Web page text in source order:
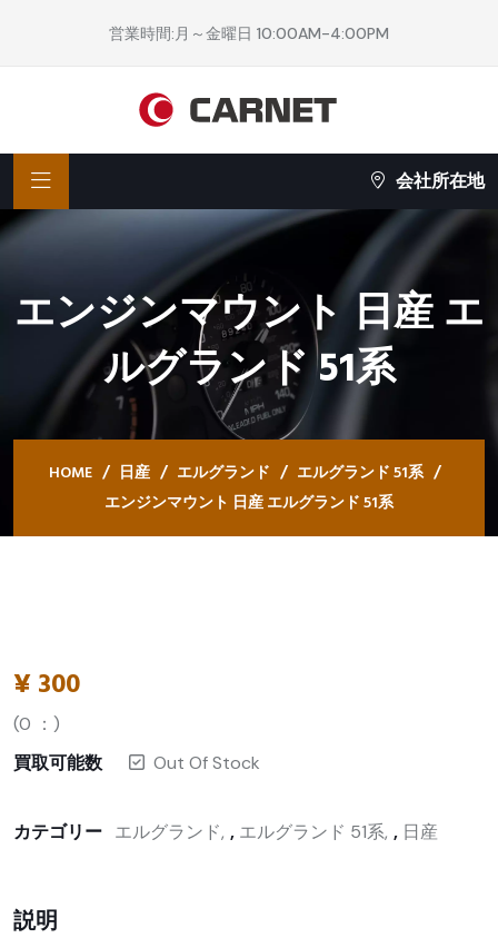
営業時間:月～金曜日 10:00AM-4:00PM
会社所在地
エンジンマウント 日産 エ
ルグランド 51系
HOME 日産 エルグランド
エルグランド 51系
エンジンマウント 日産 エルグランド 51系
¥ 300
(0 ：)
買取可能数
Out Of Stock
カテゴリー エルグランド , エルグランド 51系 , 日産
説明